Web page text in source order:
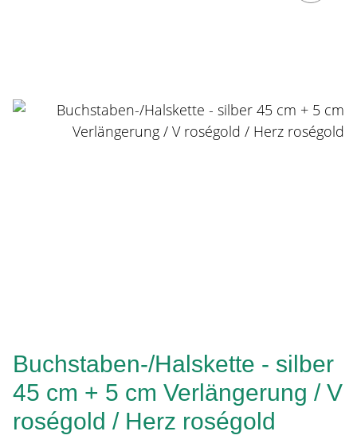
Buchstaben-/Halskette - silber
45 cm + 5 cm Verlängerung / V
roségold / Herz roségold